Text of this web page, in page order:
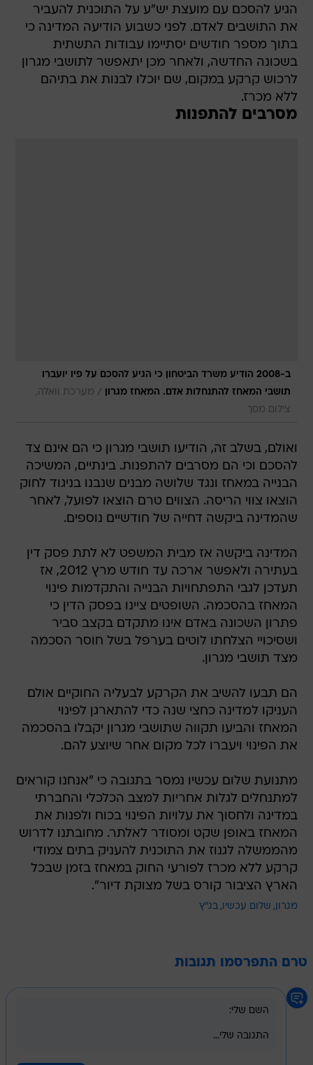
הגיע להסכם עם מועצת יש"ע על התוכנית להעביר
את התושבים לאדם. לפני כשבוע הודיעה המדינה כי
בתוך מספר חודשים יסתיימו עבודות התשתית
בשכונה החדשה, ולאחר מכן יתאפשר לתושבי מגרון
לרכוש קרקע במקום, שם יוכלו לבנות את בתיהם
ללא מכרז.
מסרבים להתפנות
ב-2008 הודיע משרד הביטחון כי הגיע להסכם על פיו יועברו
תושבי המאחז להתנחלות אדם. המאחז מגרון
/ מערכת וואלה,
צילום מסך
ואולם, בשלב זה, הודיעו תושבי מגרון כי הם אינם צד
להסכם וכי הם מסרבים להתפנות. בינתיים, המשיכה
הבנייה במאחז ונגד שלושה מבנים שנבנו בניגוד לחוק
הוצאו צווי הריסה. הצווים טרם הוצאו לפועל, לאחר
שהמדינה ביקשה דחייה של חודשיים נוספים.
המדינה ביקשה אז מבית המשפט לא לתת פסק דין
בעתירה ולאפשר ארכה עד חודש מרץ 2012, אז
תעדכן לגבי התפתחויות הבנייה והתקדמות פינוי
המאחז בהסכמה. השופטים ציינו בפסק הדין כי
פתרון השכונה באדם אינו מתקדם בקצב סביר
ושסיכויי הצלחתו לוטים בערפל בשל חוסר הסכמה
מצד תושבי מגרון.
הם תבעו להשיב את הקרקע לבעליה החוקיים אולם
העניקו למדינה כחצי שנה כדי להתארגן לפינוי
המאחז והביעו תקווה שתושבי מגרון יקבלו בהסכמה
את הפינוי ויעברו לכל מקום אחר שיוצע להם.
מתנועת שלום עכשיו נמסר בתגובה כי "אנחנו קוראים
למתנחלים לגלות אחריות למצב הכלכלי והחברתי
במדינה ולחסוך את עלויות הפינוי בכוח ולפנות את
המאחז באופן שקט ומסודר לאלתר. מחובתנו לדרוש
מהממשלה לגנוז את התוכנית להעניק בתים צמודי
קרקע ללא מכרז לפורעי החוק במאחז בזמן שבכל
הארץ הציבור קורס בשל מצוקת דיור".
מגרון שלום עכשיו בג"ץ
טרם התפרסמו תגובות